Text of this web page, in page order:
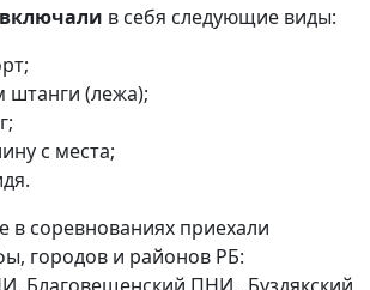
в себя следующие виды:
штанги (лежа);
с места;
в соревнованиях приехали
городов и районов РБ: